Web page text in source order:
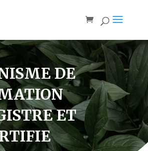
DE
ET